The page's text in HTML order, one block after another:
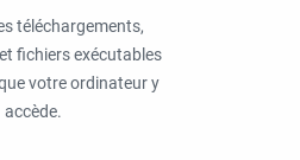
téléchargements,
fichiers exécutables
votre ordinateur y
accède.